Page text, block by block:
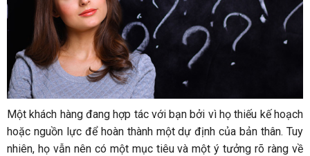
Một khách hàng đang hợp tác với bạn bởi vì họ thiếu kế hoạch
hoặc nguồn lực để hoàn thành một dự định của bản thân. Tuy
nhiên, họ vẫn nên có một mục tiêu và một ý tưởng rõ ràng về